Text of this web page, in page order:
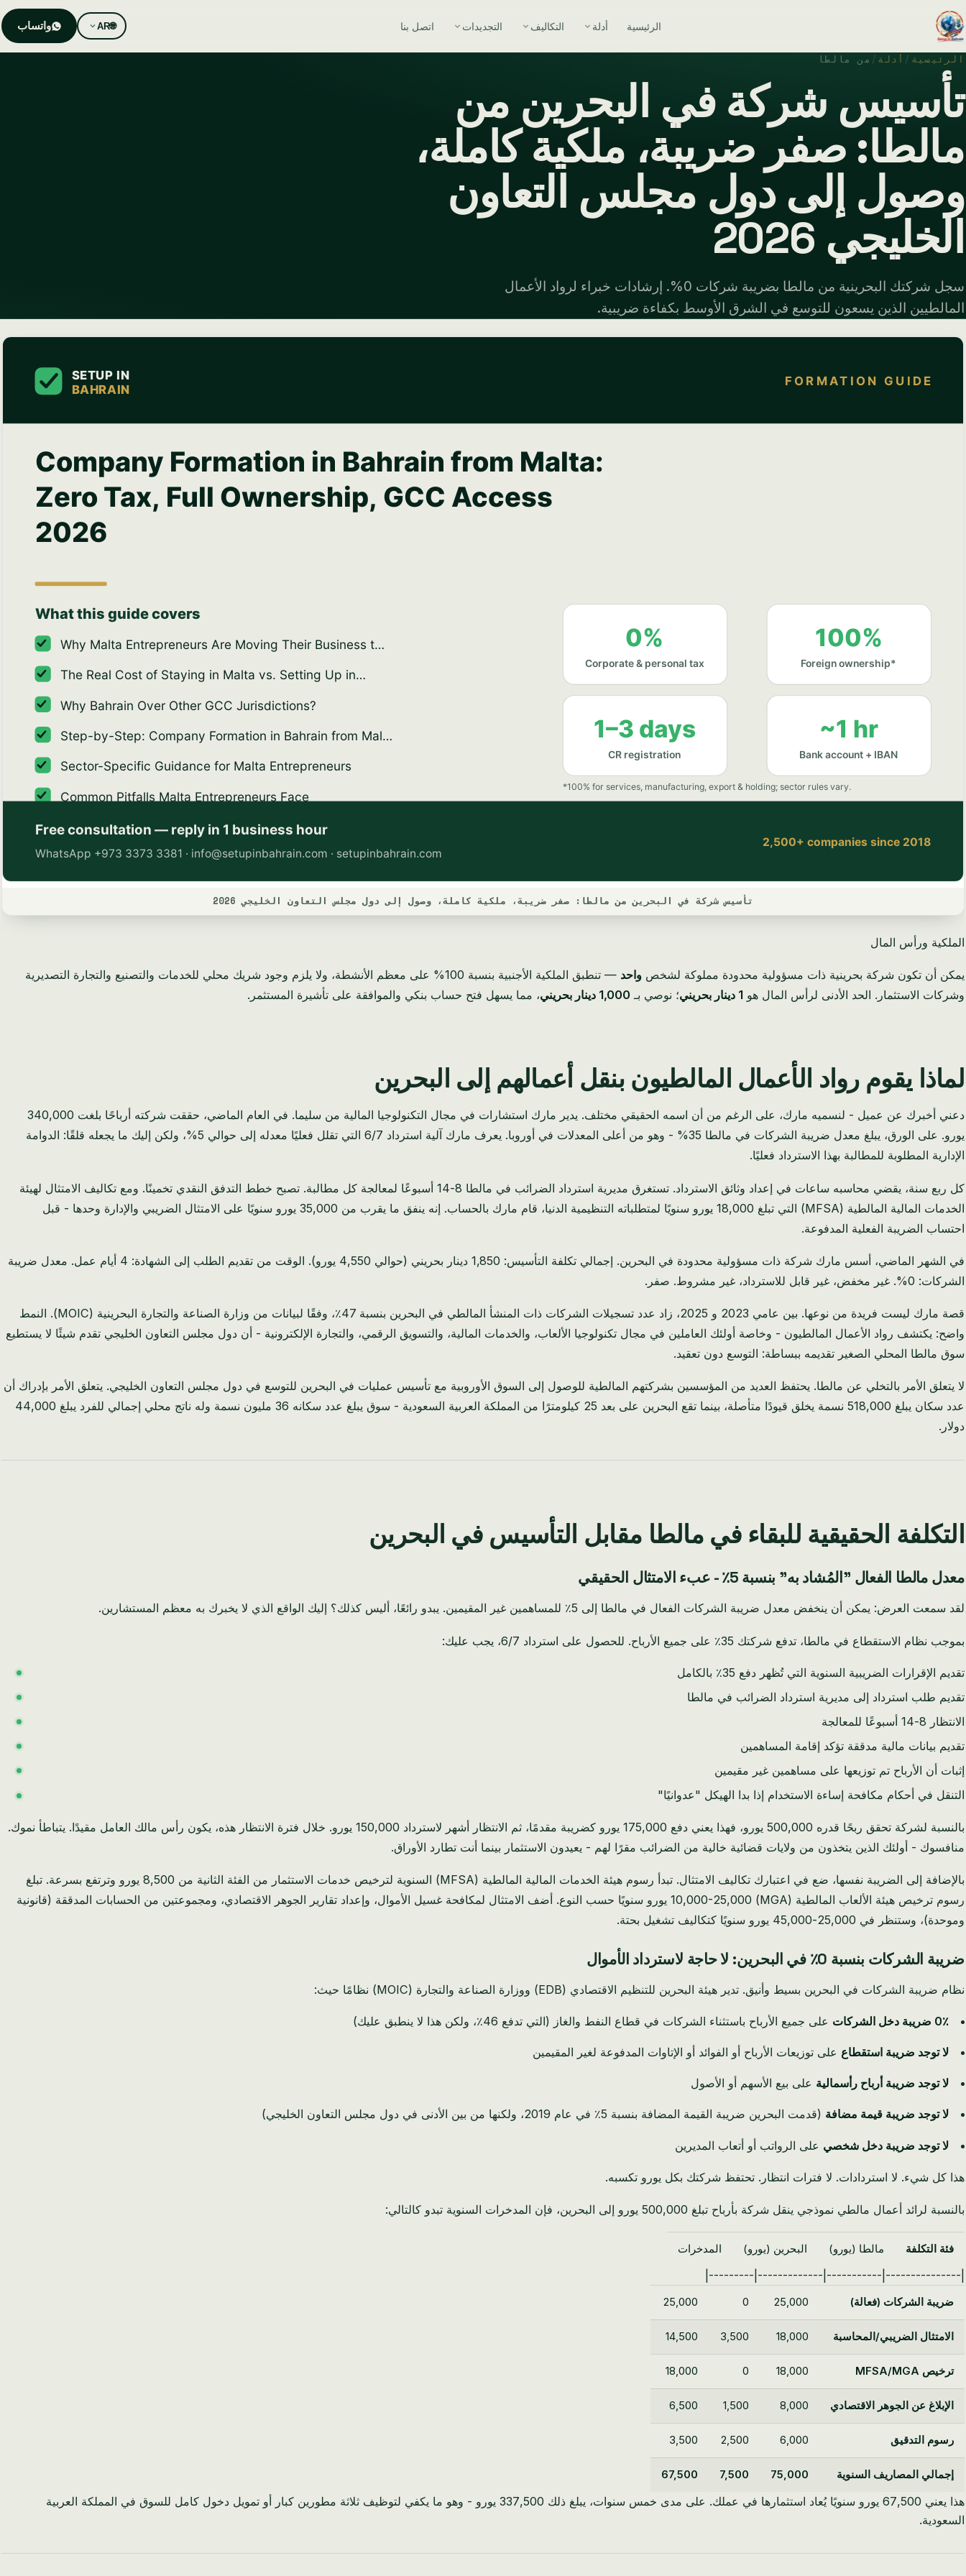
الرئيسية أدلة التكاليف التجديدات اتصل بنا 🌐
AR واتساب
الرئيسية / أدلة / من مالطا
تأسيس شركة في البحرين من
مالطا: صفر ضريبة، ملكية كاملة،
وصول إلى دول مجلس التعاون
الخليجي 2026
سجل شركتك البحرينية من مالطا بضريبة شركات 0%. إرشادات خبراء لرواد الأعمال
المالطيين الذين يسعون للتوسع في الشرق الأوسط بكفاءة ضريبية.
تأسيس شركة في البحرين من مالطا: صفر ضريبة، ملكية كاملة، وصول إلى دول مجلس التعاون الخليجي 2026
الملكية ورأس المال
يمكن أن تكون شركة بحرينية ذات مسؤولية محدودة مملوكة لشخص واحد
— تنطبق الملكية الأجنبية بنسبة 100% على معظم الأنشطة، ولا يلزم وجود شريك محلي للخدمات والتصنيع والتجارة التصديرية
وشركات الاستثمار. الحد الأدنى لرأس المال هو 1 دينار بحريني ؛ نوصي بـ 1,000 دينار بحريني ، مما يسهل فتح حساب بنكي والموافقة على تأشيرة المستثمر.
لماذا يقوم رواد الأعمال المالطيون بنقل أعمالهم إلى البحرين
دعني أخبرك عن عميل - لنسميه مارك، على الرغم من أن اسمه الحقيقي مختلف. يدير مارك استشارات في مجال التكنولوجيا المالية من سليما. في العام الماضي، حققت شركته أرباحًا بلغت 340,000
يورو. على الورق، يبلغ معدل ضريبة الشركات في مالطا 35% - وهو من أعلى المعدلات في أوروبا. يعرف مارك آلية استرداد 6/7 التي تقلل فعليًا معدله إلى حوالي 5%، ولكن إليك ما يجعله قلقًا: الدوامة
الإدارية المطلوبة للمطالبة بهذا الاسترداد فعليًا.
كل ربع سنة، يقضي محاسبه ساعات في إعداد وثائق الاسترداد. تستغرق مديرية استرداد الضرائب في مالطا 8-14 أسبوعًا لمعالجة كل مطالبة. تصبح خطط التدفق النقدي تخمينًا. ومع تكاليف الامتثال لهيئة
الخدمات المالية المالطية (MFSA) التي تبلغ 18,000 يورو سنويًا لمتطلباته التنظيمية الدنيا، قام مارك بالحساب. إنه ينفق ما يقرب من 35,000 يورو سنويًا على الامتثال الضريبي والإدارة وحدها - قبل
احتساب الضريبة الفعلية المدفوعة.
في الشهر الماضي، أسس مارك شركة ذات مسؤولية محدودة في البحرين. إجمالي تكلفة التأسيس: 1,850 دينار بحريني (حوالي 4,550 يورو). الوقت من تقديم الطلب إلى الشهادة: 4 أيام عمل. معدل ضريبة
الشركات: 0%. غير مخفض، غير قابل للاسترداد، غير مشروط. صفر.
قصة مارك ليست فريدة من نوعها. بين عامي 2023 و 2025، زاد عدد تسجيلات الشركات ذات المنشأ المالطي في البحرين بنسبة 47٪، وفقًا لبيانات من وزارة الصناعة والتجارة البحرينية (MOIC). النمط
واضح: يكتشف رواد الأعمال المالطيون - وخاصة أولئك العاملين في مجال تكنولوجيا الألعاب، والخدمات المالية، والتسويق الرقمي، والتجارة الإلكترونية - أن دول مجلس التعاون الخليجي تقدم شيئًا لا يستطيع
سوق مالطا المحلي الصغير تقديمه ببساطة: التوسع دون تعقيد.
لا يتعلق الأمر بالتخلي عن مالطا. يحتفظ العديد من المؤسسين بشركتهم المالطية للوصول إلى السوق الأوروبية مع تأسيس عمليات في البحرين للتوسع في دول مجلس التعاون الخليجي. يتعلق الأمر بإدراك أن
عدد سكان يبلغ 518,000 نسمة يخلق قيودًا متأصلة، بينما تقع البحرين على بعد 25 كيلومترًا من المملكة العربية السعودية - سوق يبلغ عدد سكانه 36 مليون نسمة وله ناتج محلي إجمالي للفرد يبلغ 44,000
دولار.
التكلفة الحقيقية للبقاء في مالطا مقابل التأسيس في البحرين
معدل مالطا الفعال "المُشاد به" بنسبة 5٪ - عبء الامتثال الحقيقي
لقد سمعت العرض: يمكن أن ينخفض معدل ضريبة الشركات الفعال في مالطا إلى 5٪ للمساهمين غير المقيمين. يبدو رائعًا، أليس كذلك؟ إليك الواقع الذي لا يخبرك به معظم المستشارين.
بموجب نظام الاستقطاع في مالطا، تدفع شركتك 35٪ على جميع الأرباح. للحصول على استرداد 6/7، يجب عليك:
تقديم الإقرارات الضريبية السنوية التي تُظهر دفع 35٪ بالكامل
تقديم طلب استرداد إلى مديرية استرداد الضرائب في مالطا
الانتظار 8-14 أسبوعًا للمعالجة
تقديم بيانات مالية مدققة تؤكد إقامة المساهمين
إثبات أن الأرباح تم توزيعها على مساهمين غير مقيمين
التنقل في أحكام مكافحة إساءة الاستخدام إذا بدا الهيكل "عدوانيًا"
بالنسبة لشركة تحقق ربحًا قدره 500,000 يورو، فهذا يعني دفع 175,000 يورو كضريبة مقدمًا، ثم الانتظار أشهر لاسترداد 150,000 يورو. خلال فترة الانتظار هذه، يكون رأس مالك العامل مقيدًا. يتباطأ نموك.
منافسوك - أولئك الذين يتخذون من ولايات قضائية خالية من الضرائب مقرًا لهم - يعيدون الاستثمار بينما أنت تطارد الأوراق.
بالإضافة إلى الضريبة نفسها، ضع في اعتبارك تكاليف الامتثال. تبدأ رسوم هيئة الخدمات المالية المالطية (MFSA) السنوية لترخيص خدمات الاستثمار من الفئة الثانية من 8,500 يورو وترتفع بسرعة. تبلغ
رسوم ترخيص هيئة الألعاب المالطية (MGA) 10,000-25,000 يورو سنويًا حسب النوع. أضف الامتثال لمكافحة غسيل الأموال، وإعداد تقارير الجوهر الاقتصادي، ومجموعتين من الحسابات المدققة (قانونية
وموحدة)، وستنظر في 25,000-45,000 يورو سنويًا كتكاليف تشغيل بحتة.
ضريبة الشركات بنسبة 0٪ في البحرين: لا حاجة لاسترداد الأموال
نظام ضريبة الشركات في البحرين بسيط وأنيق. تدير هيئة البحرين للتنظيم الاقتصادي (EDB) ووزارة الصناعة والتجارة (MOIC) نظامًا حيث:
0٪ ضريبة دخل الشركات على جميع الأرباح باستثناء الشركات في قطاع النفط والغاز (التي تدفع 46٪، ولكن هذا لا ينطبق عليك)
لا توجد ضريبة استقطاع على توزيعات الأرباح أو الفوائد أو الإتاوات المدفوعة لغير المقيمين
لا توجد ضريبة أرباح رأسمالية على بيع الأسهم أو الأصول
لا توجد ضريبة قيمة مضافة (قدمت البحرين ضريبة القيمة المضافة بنسبة 5٪ في عام 2019، ولكنها من بين الأدنى في دول مجلس التعاون الخليجي)
لا توجد ضريبة دخل شخصي على الرواتب أو أتعاب المديرين
هذا كل شيء. لا استردادات. لا فترات انتظار. تحتفظ شركتك بكل يورو تكسبه.
بالنسبة لرائد أعمال مالطي نموذجي ينقل شركة بأرباح تبلغ 500,000 يورو إلى البحرين، فإن المدخرات السنوية تبدو كالتالي:
فئة التكلفة مالطا (يورو) البحرين (يورو) المدخرات
|---------------|-----------|-------------|---------|
ضريبة الشركات (فعالة) 25,000
0
25,000
الامتثال الضريبي/المحاسبة 18,000
3,500
14,500
ترخيص MFSA/MGA 18,000
0
18,000
الإبلاغ عن الجوهر الاقتصادي 8,000
1,500
6,500
رسوم التدقيق 6,000
2,500
3,500
إجمالي المصاريف السنوية 75,000
7,500
67,500
هذا يعني 67,500 يورو سنويًا يُعاد استثمارها في عملك. على مدى خمس سنوات، يبلغ ذلك 337,500 يورو - وهو ما يكفي لتوظيف ثلاثة مطورين كبار أو تمويل دخول كامل للسوق في المملكة العربية
السعودية.